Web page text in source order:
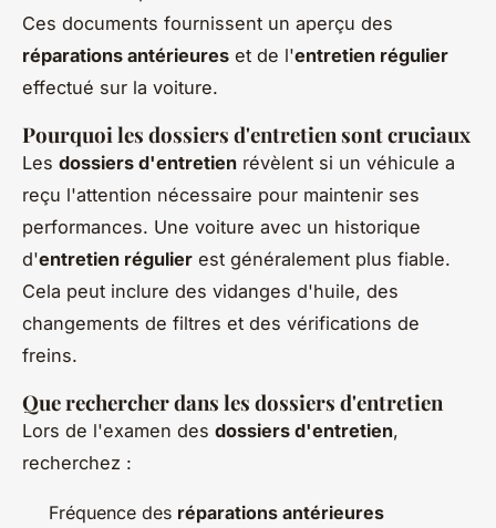
Ces documents fournissent un aperçu des
réparations antérieures et de l'entretien régulier
effectué sur la voiture.
Pourquoi les dossiers d'entretien sont cruciaux
Les dossiers d'entretien révèlent si un véhicule a
reçu l'attention nécessaire pour maintenir ses
performances. Une voiture avec un historique
d'entretien régulier est généralement plus fiable.
Cela peut inclure des vidanges d'huile, des
changements de filtres et des vérifications de
freins.
Que rechercher dans les dossiers d'entretien
Lors de l'examen des dossiers d'entretien,
recherchez :
Fréquence des réparations antérieures